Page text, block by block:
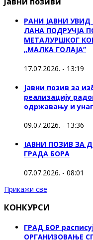
РАНИ ЈАВНИ
ЛАНА ПОДРУЧЈА
МЕТАЛУРШКОГ
„МАЛКА ГОЛАЈА”
17.07.2026. - 13:19
Јавни позив за
реализацију
одржавању и
09.07.2026. - 13:36
ЈАВНИ ПОЗИВ ЗА
ГРАДА БОРА
07.07.2026. - 08:01
Прикажи све
КОНКУРСИ
ГРАД БОР
ОРГАНИЗОВАЊЕ